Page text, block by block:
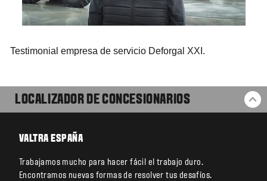
Testimonial empresa de servicio Deforgal XXI.
LOCALIZADOR DE CONCESIONARIOS
VALTRA ESPAÑA
Trabajamos mucho para hacer fácil el trabajo duro.
Encontramos nuevas formas de resolver tus desafíos.